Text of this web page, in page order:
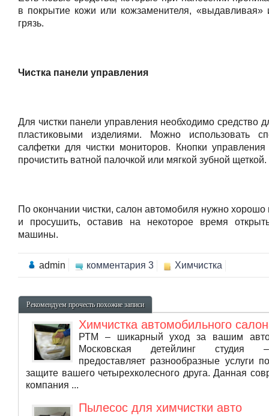
в покрытие кожи или кожзаменителя, «выдавливая»
грязь.
Чистка панели управления
Для чистки панели управления необходимо средство
пластиковыми изделиями. Можно использовать
салфетки для чистки мониторов. Кнопки управления
прочистить ватной палочкой или мягкой зубной щеткой.
По окончании чистки, салон автомобиля нужно хорошо
и просушить, оставив на некоторое время
машины.
admin комментария 3 Химчистка
Рекомендуем прочесть похожие записи
Химчистка автомобильного
РТМ – шикарный уход за вашим
Московская детейлинг
предоставляет разнообразные услуги
защите вашего четырехколесного друга. Данная
компания ...
Пылесос для химчистки авто